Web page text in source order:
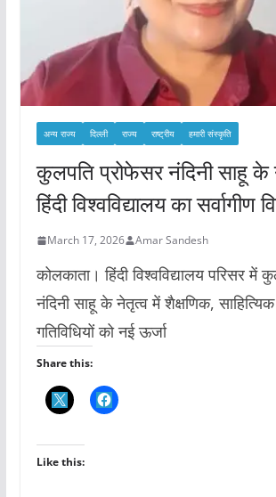
अन्य राज्य दिल्ली राज्य राष्ट्रीय हमारी संस्कृति
कुलपति प्रोफेसर नंदिनी साहू के
हिंदी विश्वविद्यालय का सर्वागीण
March 17, 2026 Amar Sandesh
कोलकाता। हिंदी विश्वविद्यालय परिसर में
नंदिनी साहू के नेतृत्व में शैक्षणिक,
गतिविधियों को नई ऊर्जा
Share this:
Like this: